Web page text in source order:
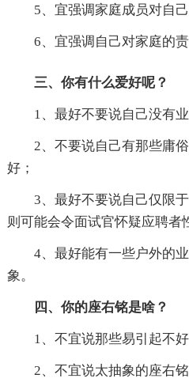
5、宜强调家庭成员对自
6、宜强调自己对家庭的责
三、你有什么爱好呢？
1、最好不要说自己没有业
2、不要说自己有那些庸
好；
3、最好不要说自己仅限
则可能会令面试官怀疑应聘者
4、最好能有一些户外的
象。
四、你的座右铭是啥？
1、不宜说那些易引起不
2、不宜说太抽象的座右铭